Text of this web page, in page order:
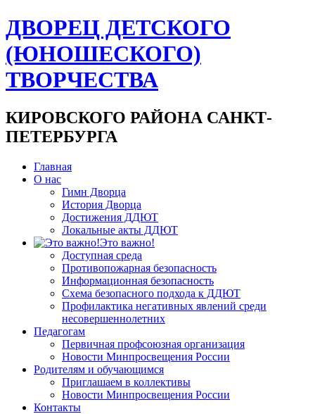
ДВОРЕЦ ДЕТСКОГО
(ЮНОШЕСКОГО)
ТВОРЧЕСТВА
КИРОВСКОГО РАЙОНА САНКТ-
ПЕТЕРБУРГА
Главная
О нас
Гимн Дворца
История Дворца
Достижения ДДЮТ
Локальные акты ДДЮТ
Это важно!
Доступная среда
Противопожарная безопасность
Информационная безопасность
Схема безопасного подхода к ДДЮТ
Профилактика негативных явлений среди
несовершеннолетних
Педагогам
Первичная профсоюзная организация
Новости Минпросвещения России
Родителям и обучающимся
Приглашаем в коллективы
Новости Минпросвещения России
Контакты